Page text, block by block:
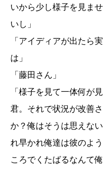
いから少し様子を見ま
いし」
「アイディアが出たら
は」
「藤田さん」
「様子を見て一体何が
君。それで状況が改善
か？俺はそうは思えな
れ早かれ俺達は彼のよ
ころでくたばるなんて